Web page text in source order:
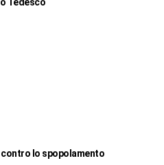
contro lo spopolamento